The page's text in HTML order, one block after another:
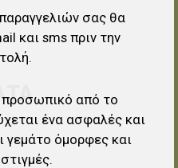
στα αγαπημένα
σας θα
και sms πριν την
προσωπικό από το
ένα ασφαλές και
γεμάτο όμορφες και